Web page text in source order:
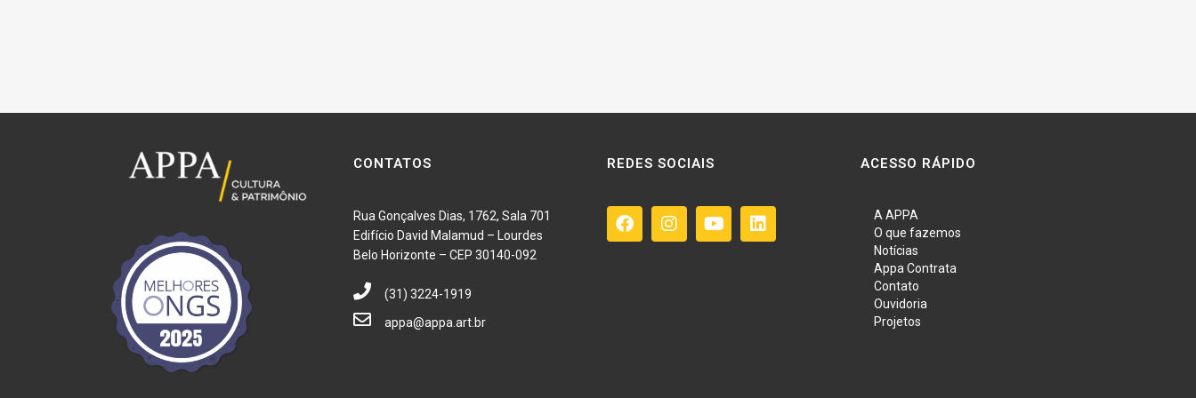
CONTATOS
Rua Gonçalves Dias, 1762, Sala 701
Edifício David Malamud – Lourdes
Belo Horizonte – CEP 30140-092
(31) 3224-1919
appa@appa.art.br
REDES SOCIAIS ACESSO RÁPIDO
A APPA
O que fazemos
Notícias
Appa Contrata
Contato
Ouvidoria
Projetos